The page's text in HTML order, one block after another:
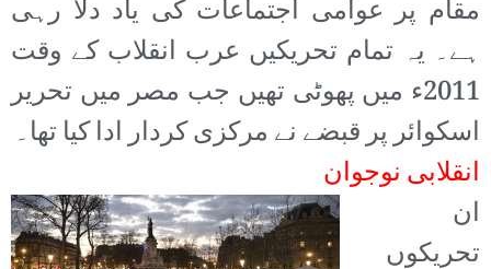
مقام پر عوامی اجتماعات کی یاد دلا رہی
ہے۔ یہ تمام تحریکیں عرب انقلاب کے وقت
2011ء میں پھوٹی تھیں جب مصر میں تحریر
اسکوائر پر قبضے نے مرکزی کردار ادا کیا تھا۔
انقلابی نوجوان
ان
تحریکوں